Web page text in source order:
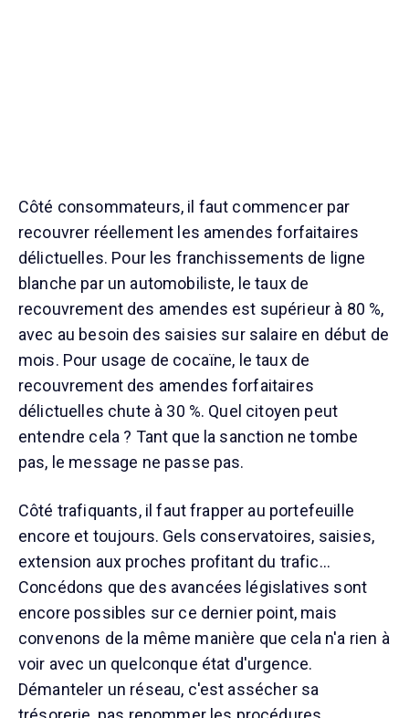
Côté consommateurs, il faut commencer par
recouvrer réellement les amendes forfaitaires
délictuelles. Pour les franchissements de ligne
blanche par un automobiliste, le taux de
recouvrement des amendes est supérieur à 80 %,
avec au besoin des saisies sur salaire en début de
mois. Pour usage de cocaïne, le taux de
recouvrement des amendes forfaitaires
délictuelles chute à 30 %. Quel citoyen peut
entendre cela ? Tant que la sanction ne tombe
pas, le message ne passe pas.
Côté trafiquants, il faut frapper au portefeuille
encore et toujours. Gels conservatoires, saisies,
extension aux proches profitant du trafic…
Concédons que des avancées législatives sont
encore possibles sur ce dernier point, mais
convenons de la même manière que cela n'a rien à
voir avec un quelconque état d'urgence.
Démanteler un réseau, c'est assécher sa